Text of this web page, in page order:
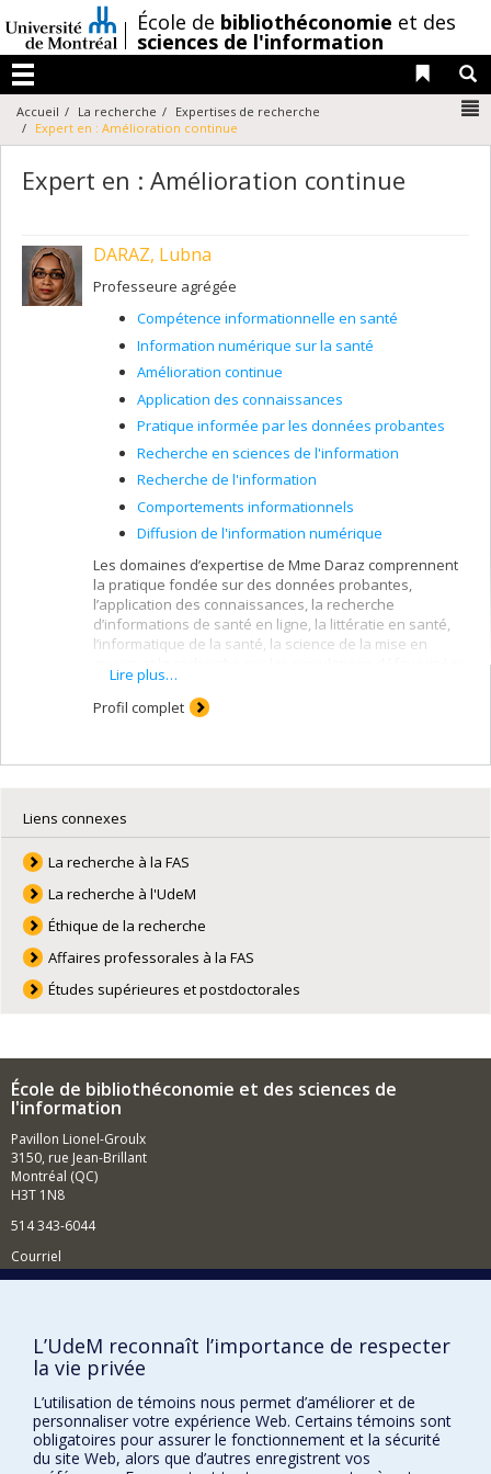
au
contenu
/École de bibliothéconomie et des
sciences de l'information
Menu
Liens
Accueil La recherche
Expertises de recherche
Expert en : Amélioration continue
Expert en : Amélioration continue
DARAZ, Lubna
Professeure agrégée
Compétence informationnelle en santé
Information numérique sur la santé
Amélioration continue
Application des connaissances
Pratique informée par les données probantes
Recherche en sciences de l'information
Recherche de l'information
Comportements informationnels
Diffusion de l'information numérique
Les domaines d’expertise de Mme Daraz comprennent
la pratique fondée sur des données probantes,
l’application des connaissances, la recherche
d’informations de santé en ligne, la littératie en santé,
l’informatique de la santé, la science de la mise en
Lire plus…
Profil complet
Liens connexes
La recherche à la FAS
La recherche à l'UdeM
Éthique de la recherche
Affaires professorales à la FAS
Études supérieures et postdoctorales
École de bibliothéconomie et des sciences de
l'information
Pavillon Lionel-Groulx
3150, rue Jean-Brillant
Montréal (QC)
H3T 1N8
514 343-6044
Courriel
BESOIN D'AIDE?
Plan du site
Signaler une erreur
Accessibilité
FACULTÉ DES ARTS ET DES SCIENCES
L’UdeM reconnaît l’importance de respecter
la vie privée
L’utilisation de témoins nous permet d’améliorer et de
personnaliser votre expérience Web. Certains témoins sont
obligatoires pour assurer le fonctionnement et la sécurité
du site Web, alors que d’autres enregistrent vos